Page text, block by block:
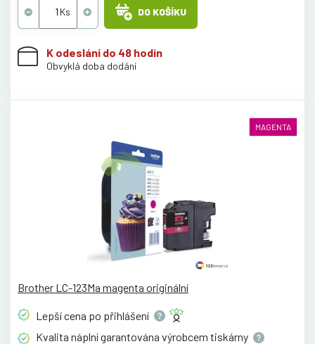
DO KOŠÍKU
K odeslání do 48 hodin
Obvyklá doba dodání
MAGENTA
Brother LC-123Ma magenta originální
Lepší cena po přihlášení
Kvalita náplní garantována výrobcem tiskárny